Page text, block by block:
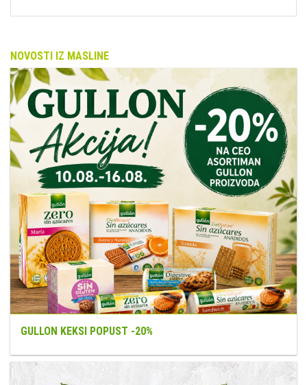
NOVOSTI IZ MASLINE
GULLON KEKSI POPUST -20%